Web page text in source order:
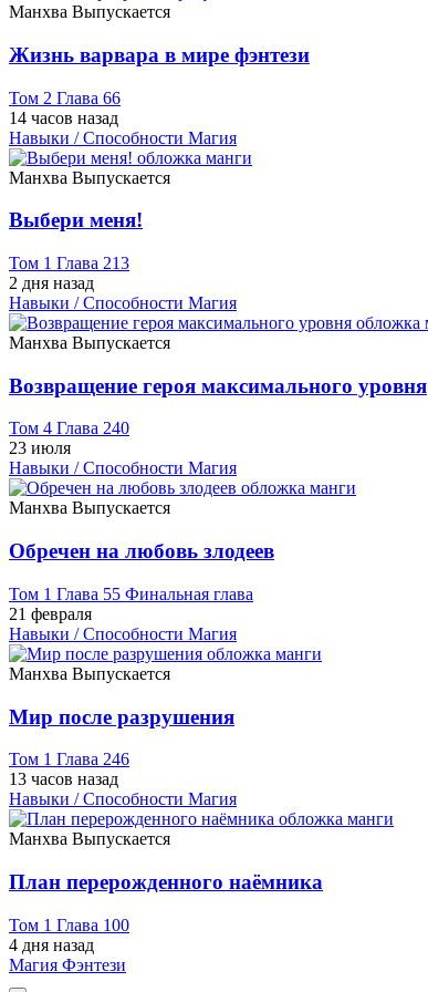
Манхва Выпускается
Жизнь варвара в мире фэнтези
Том 2 Глава 66
14 часов назад
Навыки / Способности Магия
Манхва Выпускается
Выбери меня!
Том 1 Глава 213
2 дня назад
Навыки / Способности Магия
Манхва Выпускается
Возвращение героя максимального уровня
Том 4 Глава 240
23 июля
Навыки / Способности Магия
Манхва Выпускается
Обречен на любовь злодеев
Том 1 Глава 55 Финальная глава
21 февраля
Навыки / Способности Магия
Манхва Выпускается
Мир после разрушения
Том 1 Глава 246
13 часов назад
Навыки / Способности Магия
Манхва Выпускается
План перерожденного наёмника
Том 1 Глава 100
4 дня назад
Магия Фэнтези